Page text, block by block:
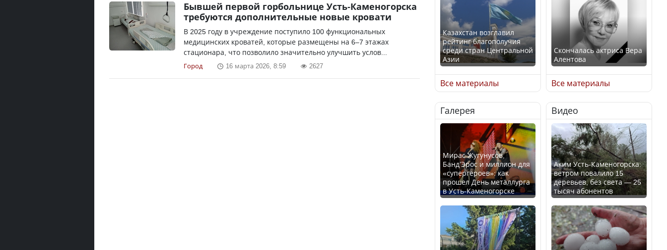
Бывшей первой горбольнице Усть-Каменогорска
требуются дополнительные новые кровати
В 2025 году в учреждение поступило 100 функциональных
медицинских кроватей, которые размещены на 6–7 этажах
стационара, что позволило значительно улучшить услов...
Город 16 марта 2026, 8:59 2627
Казахстан возглавил
рейтинг благополучия
среди стран Центральной
Азии
Будут ли представлены
интересы регионов в
Курултае?
Ең төменгі жалақы,
алимент, экология: жеті
партия сайлаушылармен
нені талқылап жатыр?
Все материалы
Скончалась актриса Вера
Алентова
В РФ вынесен заочный
приговор по уголовному
делу об убийстве Игоря
Талькова
В России введены
дополнительные
ограничения для
казахстанских прав
Все материалы
Галерея
Мирас Жугунусов,
Банд’Эрос и миллион для
«супергероев»: как
прошел День металлурга
в Усть-Каменогорске
Видео
Аким Усть-Каменогорска:
ветром повалило 15
деревьев, без света — 25
тысяч абонентов